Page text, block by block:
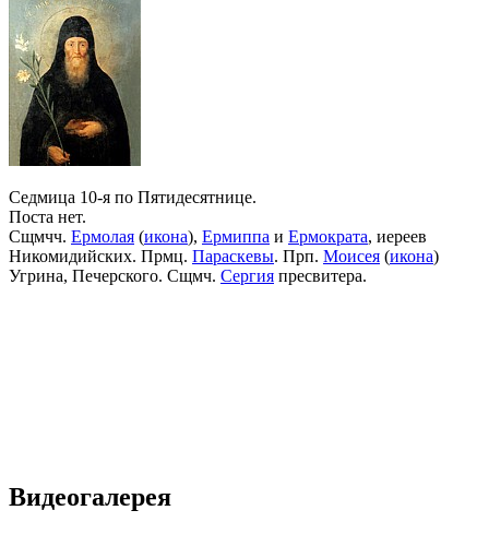
Седмица 10-я по Пятидесятнице.
Поста нет.
Сщмчч. Ермолая (икона), Ермиппа и Ермократа, иереев
Никомидийских. Прмц. Параскевы. Прп. Моисея (икона)
Угрина, Печерского. Сщмч. Сергия пресвитера.
Видеогалерея